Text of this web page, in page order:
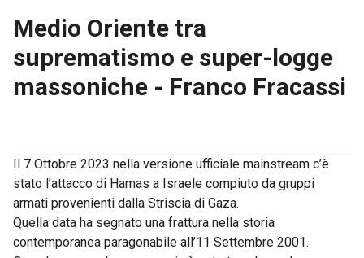
Medio Oriente tra
suprematismo e super-logge
massoniche - Franco Fracassi
Il 7 Ottobre 2023 nella versione ufficiale mainstream c’è
stato l’attacco di Hamas a Israele compiuto da gruppi
armati provenienti dalla Striscia di Gaza.
Quella data ha segnato una frattura nella storia
contemporanea paragonabile all’11 Settembre 2001.